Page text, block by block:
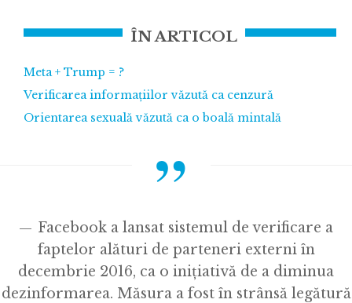
ÎN ARTICOL
Meta + Trump = ?
Verificarea informațiilor văzută ca cenzură
Orientarea sexuală văzută ca o boală mintală
Facebook a lansat sistemul de verificare a
faptelor alături de parteneri externi în
decembrie 2016, ca o inițiativă de a diminua
dezinformarea. Măsura a fost în strânsă legătură